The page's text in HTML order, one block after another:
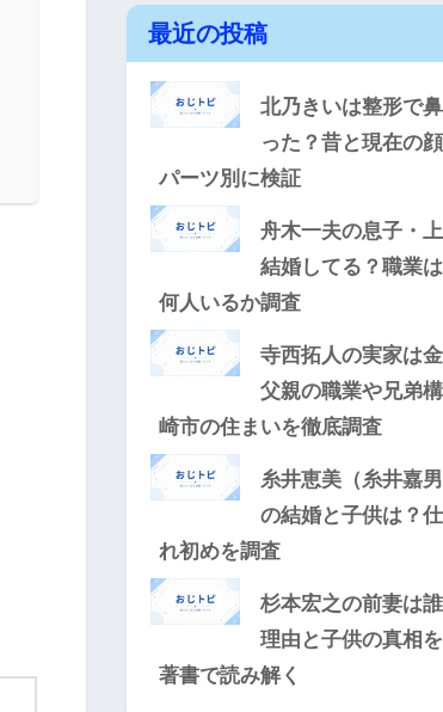
最近の投稿
北乃きいは整形で
った？昔と現在の
パーツ別に検証
舟木一夫の息子・
結婚してる？職業
何人いるか調査
寺西拓人の実家は
父親の職業や兄弟構
崎市の住まいを徹底調査
糸井恵美（糸井嘉男
の結婚と子供は？
れ初めを調査
杉本宏之の前妻は
理由と子供の真相
著書で読み解く